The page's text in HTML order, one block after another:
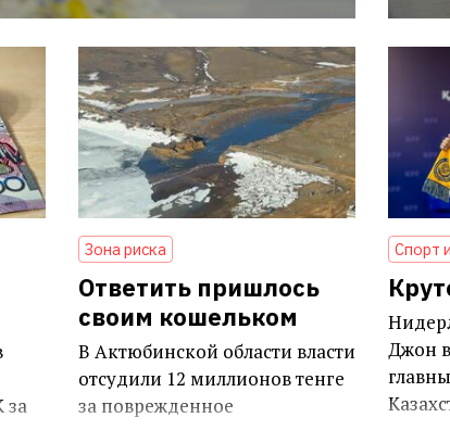
за
Зона риска
Ответить пришлось
своим кошельком
В Актюбинской области власти
отсудили 12 миллионов тенге
за поврежденное
Спорт
Джон